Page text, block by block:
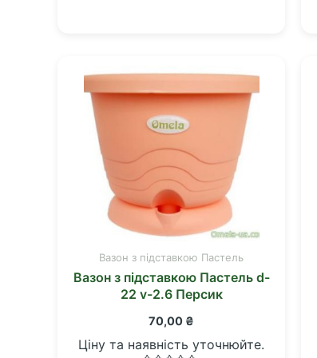
Вазон з підставкою Пастель
Вазон з підставкою Пастель d-
22 v-2.6 Персик
70,00 ₴
Ціну та наявність уточнюйте.